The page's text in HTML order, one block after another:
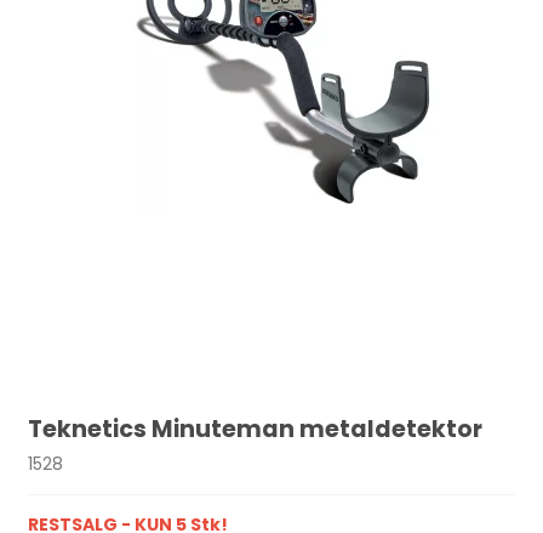
Teknetics Minuteman metaldetektor
1528
RESTSALG - KUN 5 Stk!